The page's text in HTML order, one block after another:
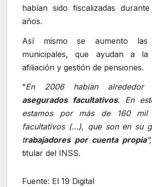
habían sido fiscalizadas
años.
Así mismo se aumento las
municipales, que ayudan a la
afiliación y gestión de pensiones.
“En 2006 habían
asegurados facultativos. En
estamos por más de 160 mil
facultativos (…), que son en su
trabajadores por cuenta propia”,
titular del INSS.
Fuente: El 19 Digital